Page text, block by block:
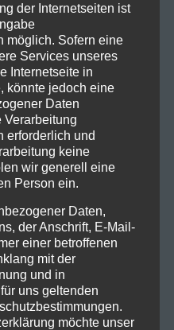
der Internetseiten ist
möglich. Sofern eine
Services unseres
Internetseite in
könnte jedoch eine
Daten
Verarbeitung
erforderlich und
keine
wir generell eine
Person ein.
Daten,
der Anschrift, E-Mail-
einer betroffenen
mit der
und in
uns geltenden
möchte unser